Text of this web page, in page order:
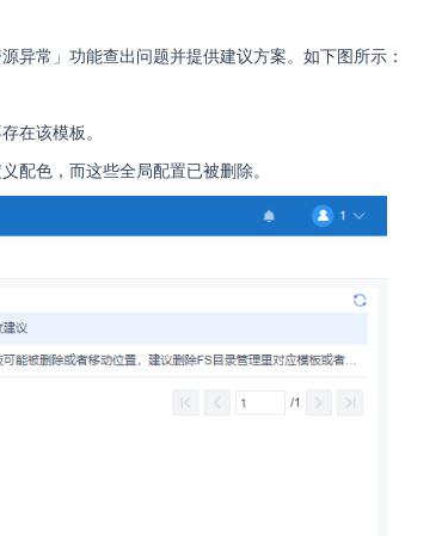
异常」功能查出问题并提供建议方案。如下图所示：
在该模板。
配色，而这些全局配置已被删除。